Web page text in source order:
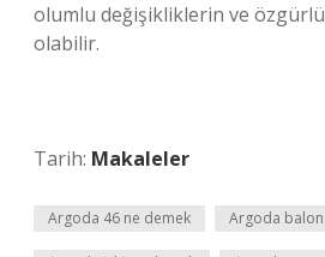
olumlu değişikliklerin ve
olabilir.
Tarih: Makaleler
Argoda 46 ne demek Argoda